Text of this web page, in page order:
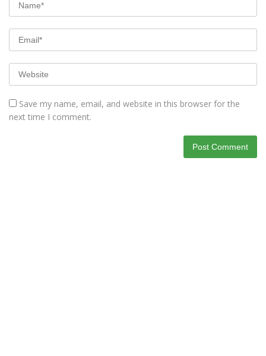
Save my name, email, and website in this browser for the
next time I comment.